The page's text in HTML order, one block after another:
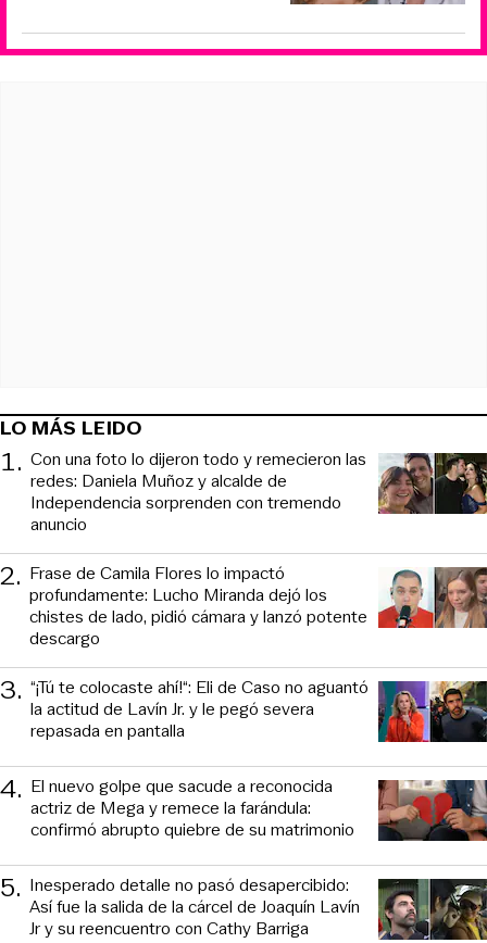
LO MÁS LEIDO
1. Con una foto lo dijeron todo y remecieron las
redes: Daniela Muñoz y alcalde de
Independencia sorprenden con tremendo
anuncio
2. Frase de Camila Flores lo impactó
profundamente: Lucho Miranda dejó los
chistes de lado, pidió cámara y lanzó potente
descargo
3. “¡Tú te colocaste ahí!“: Eli de Caso no aguantó
la actitud de Lavín Jr. y le pegó severa
repasada en pantalla
4. El nuevo golpe que sacude a reconocida
actriz de Mega y remece la farándula:
confirmó abrupto quiebre de su matrimonio
5. Inesperado detalle no pasó desapercibido:
Así fue la salida de la cárcel de Joaquín Lavín
Jr y su reencuentro con Cathy Barriga